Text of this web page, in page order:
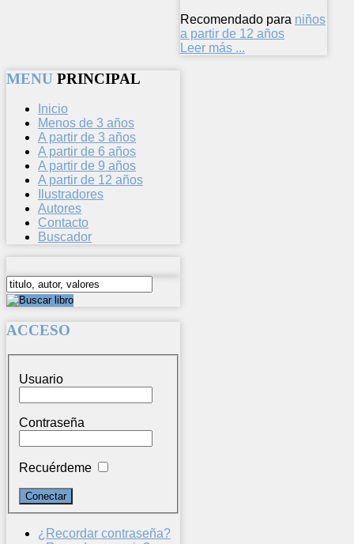
Recomendado para niños
a partir de 12 años
Leer más ...
MENU PRINCIPAL
Inicio
Menos de 3 años
A partir de 3 años
A partir de 6 años
A partir de 9 años
A partir de 12 años
Ilustradores
Autores
Contacto
Buscador
ACCESO
Usuario
Contraseña
Recuérdeme
¿Recordar contraseña?